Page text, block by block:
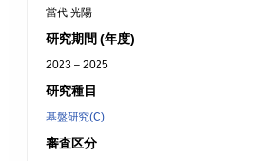
當代 光陽
研究期間 (年度)
2023 – 2025
研究種目
基盤研究(C)
審査区分